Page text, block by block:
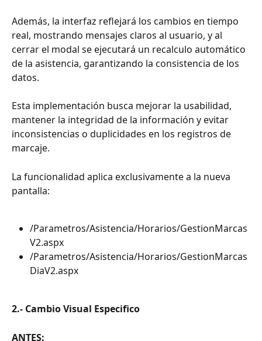
Además, la interfaz reflejará los cambios en tiempo
real, mostrando mensajes claros al usuario, y al
cerrar el modal se ejecutará un recalculo automático
de la asistencia, garantizando la consistencia de los
datos.
Esta implementación busca mejorar la usabilidad,
mantener la integridad de la información y evitar
inconsistencias o duplicidades en los registros de
marcaje.
La funcionalidad aplica exclusivamente a la nueva
pantalla:
/Parametros/Asistencia/Horarios/GestionMarcas
V2.aspx
/Parametros/Asistencia/Horarios/GestionMarcas
DiaV2.aspx
2.- Cambio Visual Especifico
ANTES: